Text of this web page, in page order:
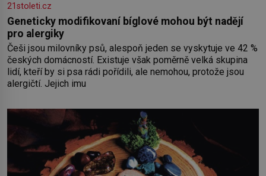
21stoleti.cz
Geneticky modifikovaní bíglové mohou být nadějí
pro alergiky
Češi jsou milovníky psů, alespoň jeden se vyskytuje ve 42 %
českých domácností. Existuje však poměrně velká skupina
lidí, kteří by si psa rádi pořídili, ale nemohou, protože jsou
alergičtí. Jejich imu